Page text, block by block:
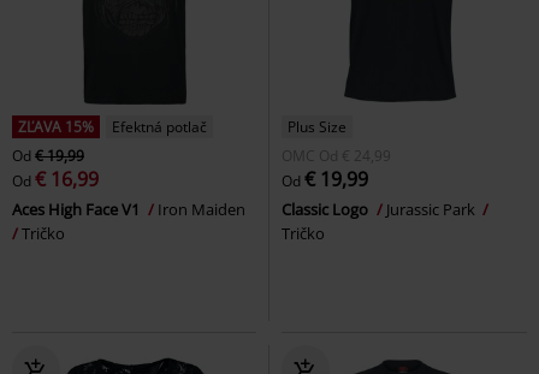
ZĽAVA 15%
Efektná potlač
Od € 19,99
Od € 16,99
Aces High Face V1
Iron Maiden
Tričko
Plus Size
OMC Od € 24,99
Od € 19,99
Classic Logo
Jurassic Park
Tričko